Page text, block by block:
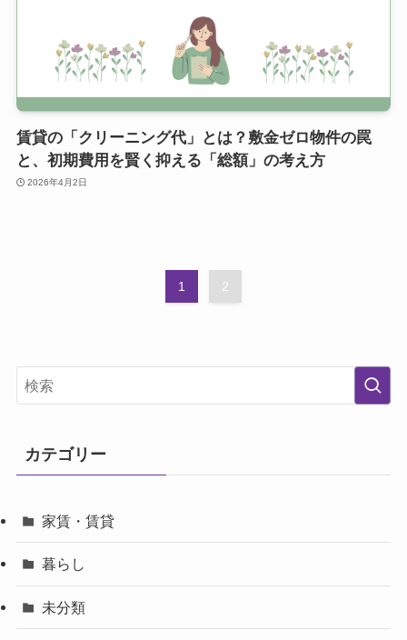
賃貸の「クリーニング代」とは？敷金ゼロ物件の罠
と、初期費用を賢く抑える「総額」の考え方
2026年4月2日
1 2
カテゴリー
家賃・賃貸
暮らし
未分類